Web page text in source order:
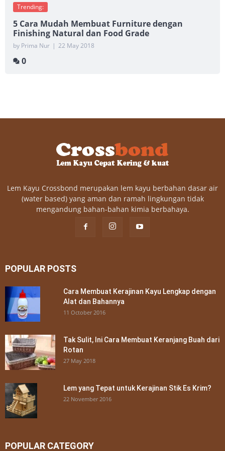
Trending:
5 Cara Mudah Membuat Furniture dengan
Finishing Natural dan Food Grade
by Prima Nur | 22 May 2018
0
Lem Kayu Crossbond merupakan lem kayu berbahan dasar air
(water based) yang aman dan ramah lingkungan tidak
mengandung bahan-bahan kimia berbahaya.
POPULAR POSTS
Cara Membuat Kerajinan Kayu Lengkap dengan
Alat dan Bahannya
11 October 2016
Tak Sulit, Ini Cara Membuat Keranjang Buah dari
Rotan
27 May 2018
Lem yang Tepat untuk Kerajinan Stik Es Krim?
22 November 2016
POPULAR CATEGORY